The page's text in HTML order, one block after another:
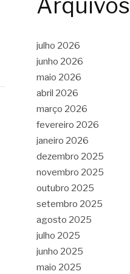
Arquivos
julho 2026
junho 2026
maio 2026
abril 2026
março 2026
fevereiro 2026
janeiro 2026
dezembro 2025
novembro 2025
outubro 2025
setembro 2025
agosto 2025
julho 2025
junho 2025
maio 2025